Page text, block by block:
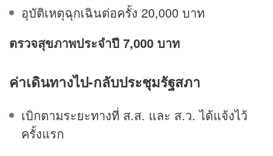
อุบัติเหตุฉุกเฉินต่อครั้ง 20,000 บาท
ตรวจสุขภาพประจำปี 7,000 บาท
ค่าเดินทางไป-กลับประชุมรัฐสภา
เบิกตามระยะทางที่ ส.ส. และ ส.ว. ได้แจ้งไว้
ครั้งแรก